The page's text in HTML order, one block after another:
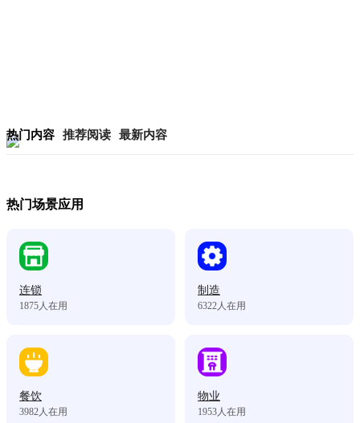
热门内容 推荐阅读 最新内容
热门场景应用
连锁
1875人在用
制造
6322人在用
餐饮
3982人在用
物业
1953人在用